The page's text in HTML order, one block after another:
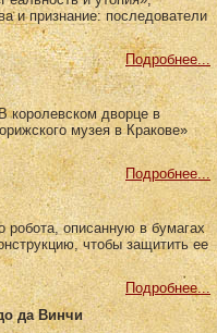
и признание: последователи
Подробнее...
королевском дворце в
музея в Кракове»
Подробнее...
описанную в бумагах
чтобы защитить ее
Подробнее...
да Винчи